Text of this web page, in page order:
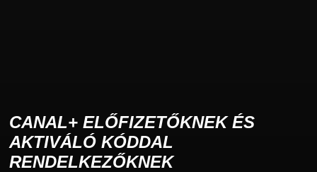
CANAL+ ELŐFIZETŐKNEK ÉS
AKTIVÁLÓ KÓDDAL
RENDELKEZŐKNEK